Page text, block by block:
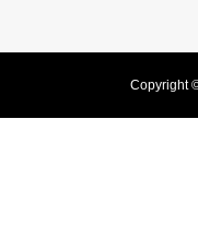
Copyright